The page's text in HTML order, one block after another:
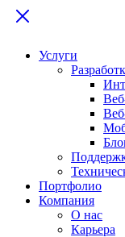
Услуги
Портфолио
Компания
О нас
Карьера